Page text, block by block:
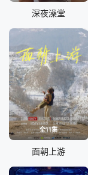
深夜澡堂
全11集
面朝上游